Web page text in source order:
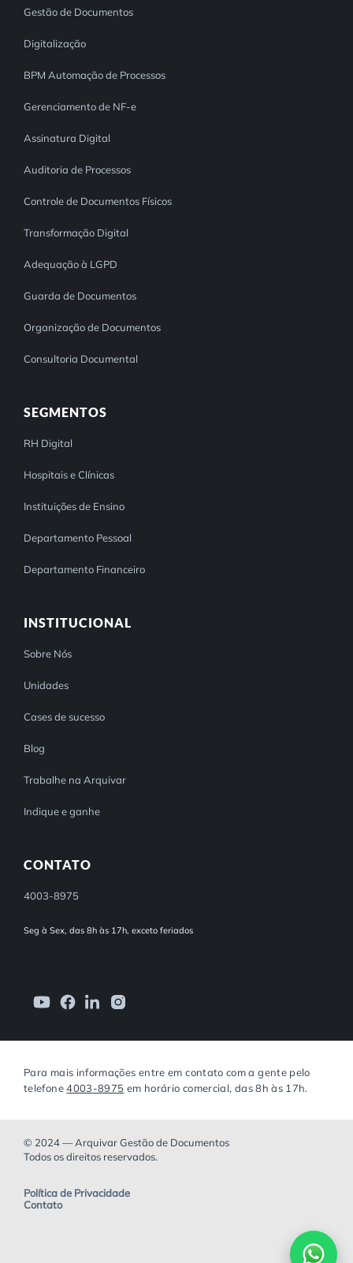
Gestão de Documentos
Digitalização
BPM Automação de Processos
Gerenciamento de NF-e
Assinatura Digital
Auditoria de Processos
Controle de Documentos Físicos
Transformação Digital
Adequação à LGPD
Guarda de Documentos
Organização de Documentos
Consultoria Documental
SEGMENTOS
RH Digital
Hospitais e Clínicas
Instituições de Ensino
Departamento Pessoal
Departamento Financeiro
INSTITUCIONAL
Sobre Nós
Unidades
Cases de sucesso
Blog
Trabalhe na Arquivar
Indique e ganhe
CONTATO
4003-8975
Seg à Sex, das 8h às 17h, exceto feriados
Para mais informações entre em contato com a gente pelo
telefone4003-8975 em horário comercial, das 8h às 17h.
© 2024 — Arquivar Gestão de Documentos
Todos os direitos reservados.
Política de Privacidade
Contato